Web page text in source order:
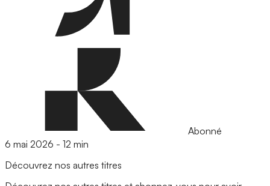
Abonné
6 mai 2026 - 12 min
Découvrez nos autres titres